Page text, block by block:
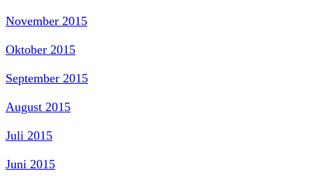
November 2015
Oktober 2015
September 2015
August 2015
Juli 2015
Juni 2015